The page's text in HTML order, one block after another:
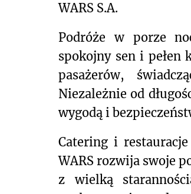
WARS S.A.
Podróże w porze
spokojny sen i pełen
pasażerów,
Niezależnie od
wygodą i
Catering i
WARS rozwija swoje
z wielką